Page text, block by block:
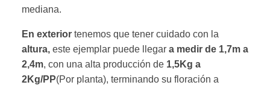
mediana.
En exterior tenemos que tener cuidado con la
altura, este ejemplar puede llegar a medir de 1,7m a
2,4m, con una alta producción de 1,5Kg a
2Kg/PP(Por planta), terminando su floración a